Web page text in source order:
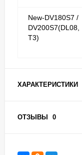
New-DV180S7 /
DV200S7(DL08,
T3)
ХАРАКТЕРИСТИКИ
ОТЗЫВЫ 0